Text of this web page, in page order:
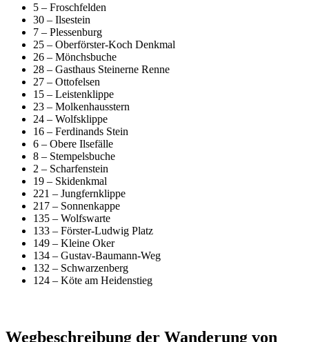
5 – Froschfelden
30 – Ilsestein
7 – Plessenburg
25 – Oberförster-Koch Denkmal
26 – Mönchsbuche
28 – Gasthaus Steinerne Renne
27 – Ottofelsen
15 – Leistenklippe
23 – Molkenhausstern
24 – Wolfsklippe
16 – Ferdinands Stein
6 – Obere Ilsefälle
8 – Stempelsbuche
2 – Scharfenstein
19 – Skidenkmal
221 – Jungfernklippe
217 – Sonnenkappe
135 – Wolfswarte
133 – Förster-Ludwig Platz
149 – Kleine Oker
134 – Gustav-Baumann-Weg
132 – Schwarzenberg
124 – Köte am Heidenstieg
Wegbeschreibung der Wanderung von